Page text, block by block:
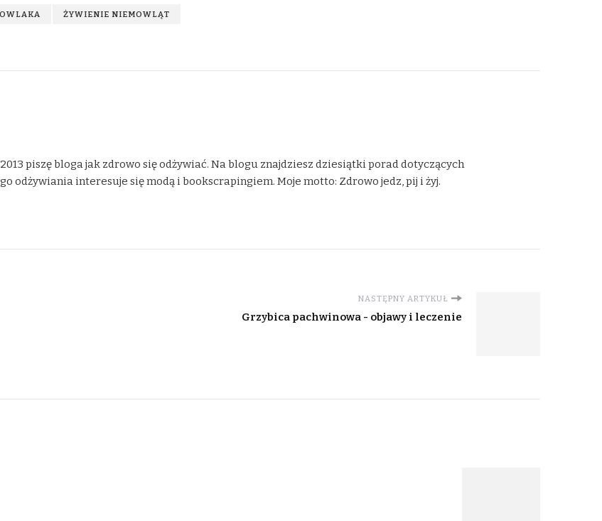
ŻYWIENIE NIEMOWLĄT
piszę bloga jak zdrowo się odżywiać. Na blogu znajdziesz dziesiątki porad dotyczących
odżywiania interesuje się modą i bookscrapingiem. Moje motto: Zdrowo jedz, pij i żyj.
NASTĘPNY ARTYKUŁ
Grzybica pachwinowa - objawy i leczenie